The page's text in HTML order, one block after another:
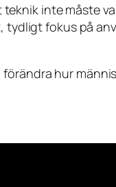
inte måste
fokus på
hur